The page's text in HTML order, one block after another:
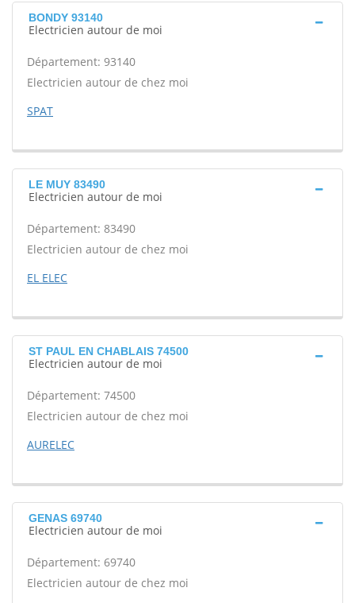
BONDY 93140
Electricien autour de moi
Département: 93140
Electricien autour de chez moi
SPAT
LE MUY 83490
Electricien autour de moi
Département: 83490
Electricien autour de chez moi
EL ELEC
ST PAUL EN CHABLAIS 74500
Electricien autour de moi
Département: 74500
Electricien autour de chez moi
AURELEC
GENAS 69740
Electricien autour de moi
Département: 69740
Electricien autour de chez moi